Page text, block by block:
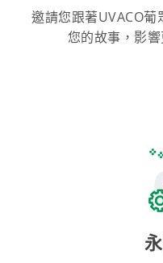
邀請您跟著UVACO
您的故事，影